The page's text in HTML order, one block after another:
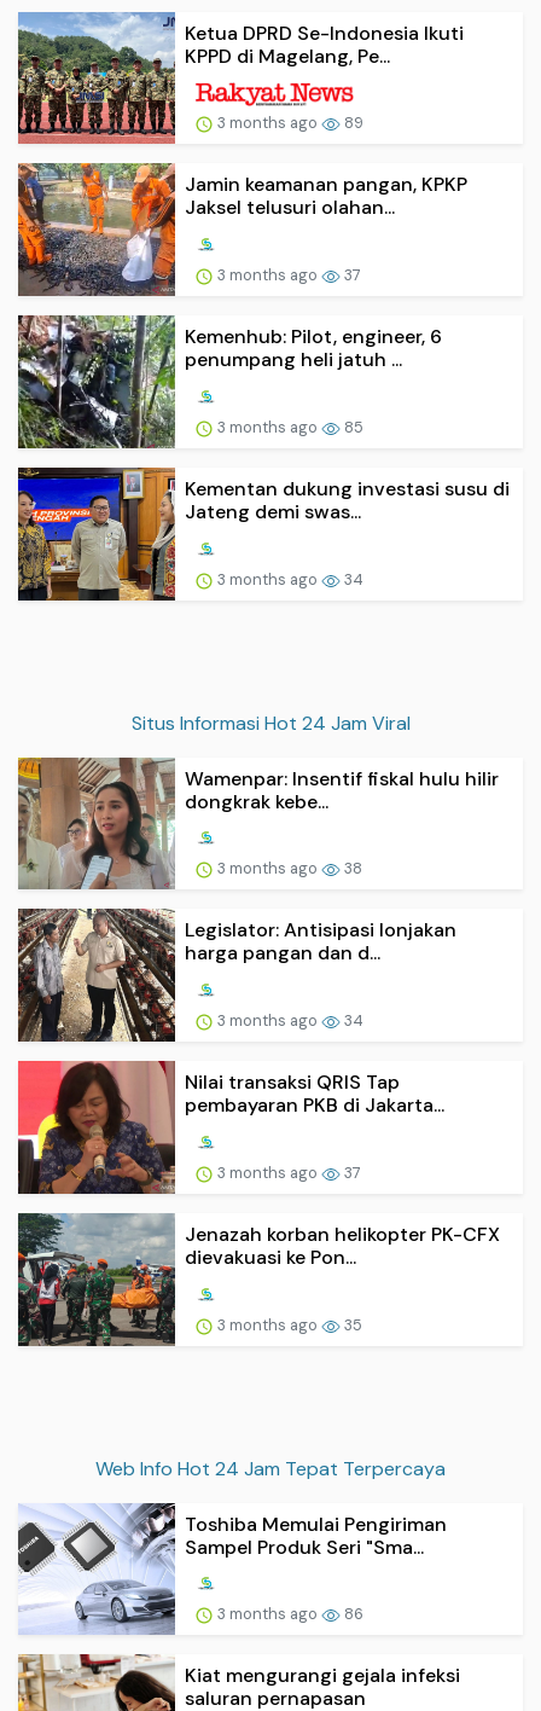
Ketua DPRD Se-Indonesia Ikuti
KPPD di Magelang, Pe...
3 months ago 89
Jamin keamanan pangan, KPKP
Jaksel telusuri olahan...
3 months ago 37
Kemenhub: Pilot, engineer, 6
penumpang heli jatuh ...
3 months ago 85
Kementan dukung investasi susu di
Jateng demi swas...
3 months ago 34
Situs Informasi Hot 24 Jam Viral
Wamenpar: Insentif fiskal hulu hilir
dongkrak kebe...
3 months ago 38
Legislator: Antisipasi lonjakan
harga pangan dan d...
3 months ago 34
Nilai transaksi QRIS Tap
pembayaran PKB di Jakarta...
3 months ago 37
Jenazah korban helikopter PK-CFX
dievakuasi ke Pon...
3 months ago 35
Web Info Hot 24 Jam Tepat Terpercaya
Toshiba Memulai Pengiriman
Sampel Produk Seri "Sma...
3 months ago 86
Kiat mengurangi gejala infeksi
saluran pernapasan